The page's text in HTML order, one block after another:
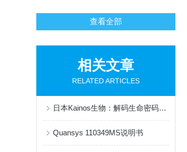
查看全部
相关文章
RELATED ARTICLES
日本Kainos生物：解码生命密码，创新全球健康科技
Quansys 110349MS说明书